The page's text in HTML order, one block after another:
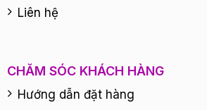
Liên hệ
CHĂM SÓC KHÁCH HÀNG
Hướng dẫn đặt hàng